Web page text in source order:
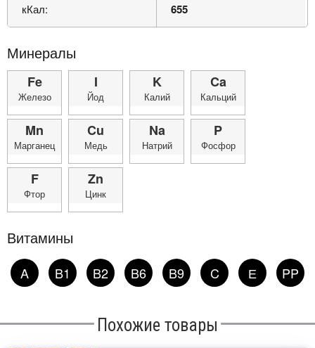
кКал: 655
Минералы
Fe
Железо
I
Йод
K
Калий
Ca
Кальций
Mn
Марганец
Cu
Медь
Na
Натрий
P
Фосфор
F
Фтор
Zn
Цинк
Витамины
A B1 B2 B6 B9 C Е PP
Похожие товары